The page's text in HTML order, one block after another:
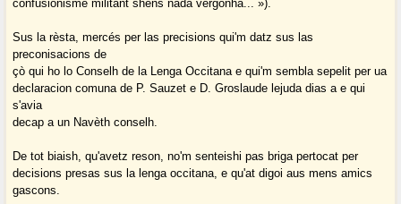
confusionisme militant shens nada vergonha... »).
Sus la rèsta, mercés per las precisions qui'm datz sus las
preconisacions de
çò qui ho lo Conselh de la Lenga Occitana e qui'm sembla sepelit per ua
declaracion comuna de P. Sauzet e D. Groslaude lejuda dias a e qui
s'avia
decap a un Navèth conselh.
De tot biaish, qu'avetz reson, no'm senteishi pas briga pertocat per
decisions presas sus la lenga occitana, e qu'at digoi aus mens amics
gascons.